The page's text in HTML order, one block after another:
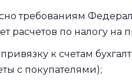
требованиям
расчетов по налогу на
к счетам
с покупателями);